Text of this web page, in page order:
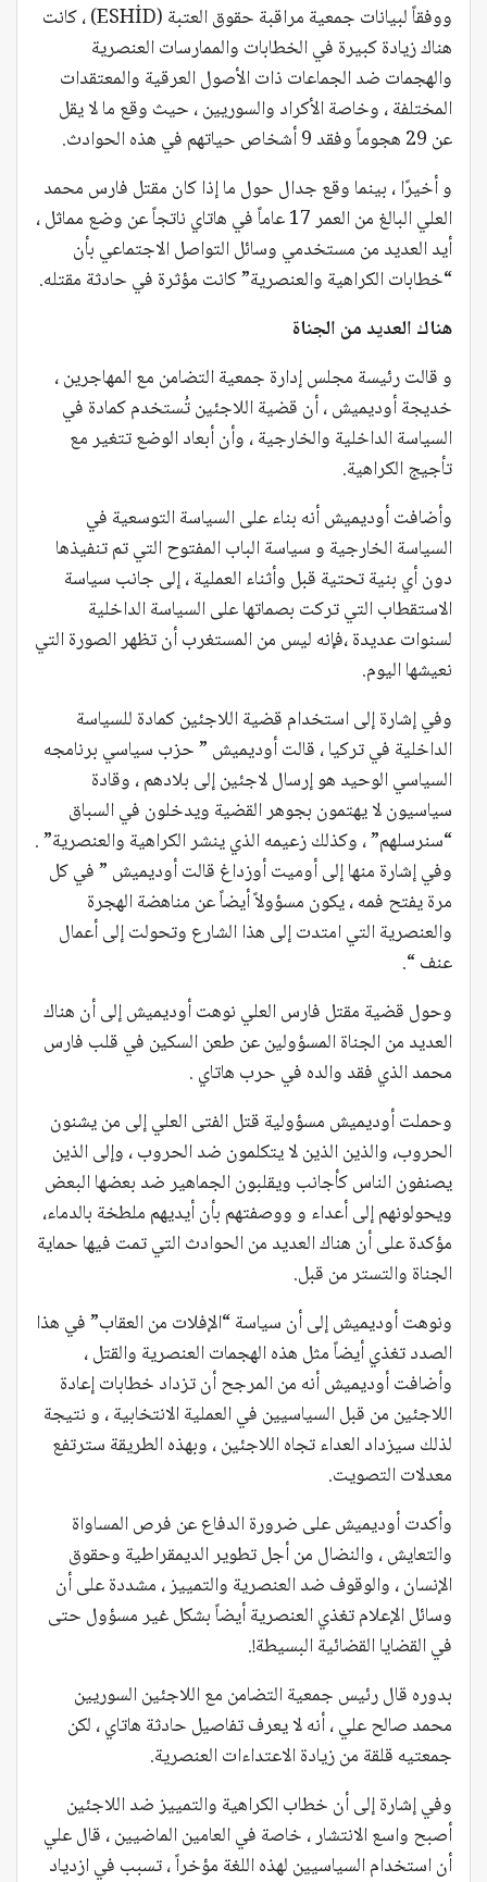
ووفقاً لبيانات جمعية مراقبة حقوق العتبة (ESHİD) ، كانت
هناك زيادة كبيرة في الخطابات والممارسات العنصرية
والهجمات ضد الجماعات ذات الأصول العرقية والمعتقدات
المختلفة ، وخاصة الأكراد والسوريين ، حيث وقع ما لا يقل
عن 29 هجوماً وفقد 9 أشخاص حياتهم في هذه الحوادث.
و أخيرًا ، بينما وقع جدال حول ما إذا كان مقتل فارس محمد
العلي البالغ من العمر 17 عاماً في هاتاي ناتجاً عن وضع مماثل ،
أيد العديد من مستخدمي وسائل التواصل الاجتماعي بأن
“خطابات الكراهية والعنصرية” كانت مؤثرة في حادثة مقتله.
هناك العديد من الجناة
و قالت رئيسة مجلس إدارة جمعية التضامن مع المهاجرين ،
خديجة أوديميش ، أن قضية اللاجئين تُستخدم كمادة في
السياسة الداخلية والخارجية ، وأن أبعاد الوضع تتغير مع
تأجيج الكراهية.
وأضافت أوديميش أنه بناء على السياسة التوسعية في
السياسة الخارجية و سياسة الباب المفتوح التي تم تنفيذها
دون أي بنية تحتية قبل وأثناء العملية ، إلى جانب سياسة
الاستقطاب التي تركت بصماتها على السياسة الداخلية
لسنوات عديدة ،فإنه ليس من المستغرب أن تظهر الصورة التي
نعيشها اليوم.
وفي إشارة إلى استخدام قضية اللاجئين كمادة للسياسة
الداخلية في تركيا ، قالت أوديميش ” حزب سياسي برنامجه
السياسي الوحيد هو إرسال لاجئين إلى بلادهم ، وقادة
سياسيون لا يهتمون بجوهر القضية ويدخلون في السباق
“سنرسلهم” ، وكذلك زعيمه الذي ينشر الكراهية والعنصرية” .
وفي إشارة منها إلى أوميت أوزداغ قالت أوديميش ” في كل
مرة يفتح فمه ، يكون مسؤولاً أيضاً عن مناهضة الهجرة
والعنصرية التي امتدت إلى هذا الشارع وتحولت إلى أعمال
عنف “.
وحول قضية مقتل فارس العلي نوهت أوديميش إلى أن هناك
العديد من الجناة المسؤولين عن طعن السكين في قلب فارس
محمد الذي فقد والده في حرب هاتاي .
وحملت أوديميش مسؤولية قتل الفتى العلي إلى من يشنون
الحروب، والذين الذين لا يتكلمون ضد الحروب ، وإلى الذين
يصنفون الناس كأجانب ويقلبون الجماهير ضد بعضها البعض
ويحولونهم إلى أعداء و ووصفتهم بأن أيديهم ملطخة بالدماء،
مؤكدة على أن هناك العديد من الحوادث التي تمت فيها حماية
الجناة والتستر من قبل.
ونوهت أوديميش إلى أن سياسة “الإفلات من العقاب” في هذا
الصدد تغذي أيضاً مثل هذه الهجمات العنصرية والقتل ،
وأضافت أوديميش أنه من المرجح أن تزداد خطابات إعادة
اللاجئين من قبل السياسيين في العملية الانتخابية ، و نتيجة
لذلك سيزداد العداء تجاه اللاجئين ، وبهذه الطريقة سترتفع
معدلات التصويت.
وأكدت أوديميش على ضرورة الدفاع عن فرص المساواة
والتعايش ، والنضال من أجل تطوير الديمقراطية وحقوق
الإنسان ، والوقوف ضد العنصرية والتمييز ، مشددة على أن
وسائل الإعلام تغذي العنصرية أيضاً بشكل غير مسؤول حتى
في القضايا القضائية البسيطة!.
بدوره قال رئيس جمعية التضامن مع اللاجئين السوريين
محمد صالح علي ، أنه لا يعرف تفاصيل حادثة هاتاي ، لكن
جمعتيه قلقة من زيادة الاعتداءات العنصرية.
وفي إشارة إلى أن خطاب الكراهية والتمييز ضد اللاجئين
أصبح واسع الانتشار ، خاصة في العامين الماضيين ، قال علي
أن استخدام السياسيين لهذه اللغة مؤخراً ، تسبب في ازدياد